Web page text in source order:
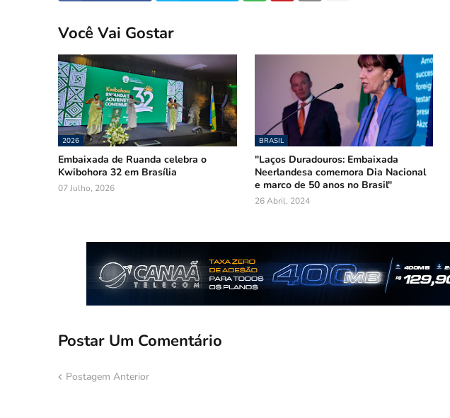
Você Vai Gostar
2026
Embaixada de Ruanda celebra o
Kwibohora 32 em Brasília
07 Julho, 2026
BRASIL
"Laços Duradouros: Embaixada
Neerlandesa comemora Dia Nacional
e marco de 50 anos no Brasil"
26 Abril, 2024
Postar Um Comentário
Postagem Anterior